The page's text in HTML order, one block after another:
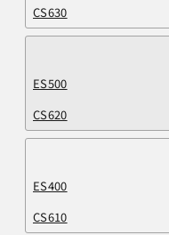
CS630
ES500
CS620
ES400
CS610